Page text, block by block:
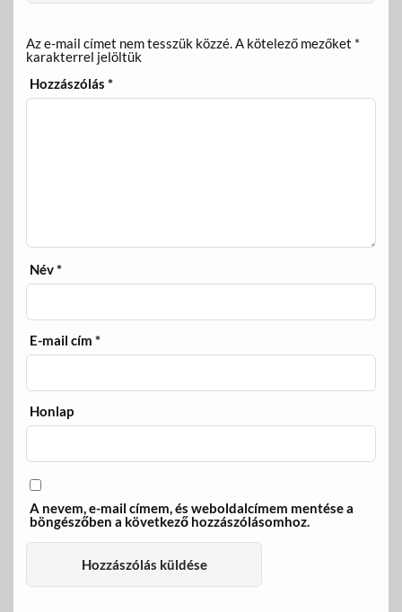
Az e-mail címet nem tesszük közzé.A kötelező mezőket *
karakterrel jelöltük
Hozzászólás*
Név*
E-mail cím*
Honlap
A nevem, e-mail címem, és weboldalcímem mentése a
böngészőben a következő hozzászólásomhoz.